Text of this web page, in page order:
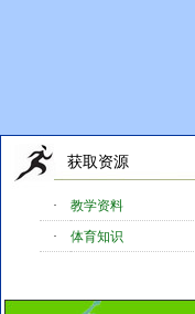
获取资源
·
教学资料
·
体育知识